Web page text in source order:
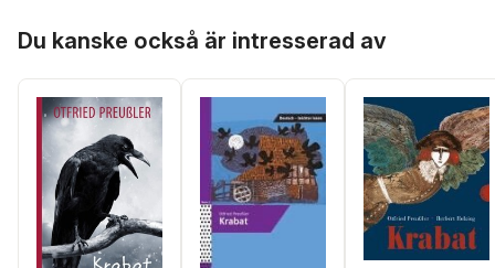
Du kanske också är intresserad av